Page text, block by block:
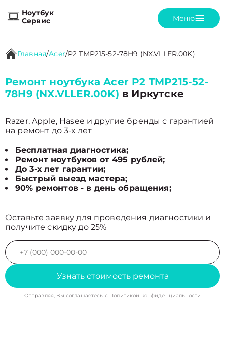
Ноутбук
Сервис
Меню
Главная/Acer/P2 TMP215-52-78H9 (NX.VLLER.00K)
Ремонт ноутбука Acer P2 TMP215-52-
78H9 (NX.VLLER.00K) в Иркутске
Razer, Apple, Hasee и другие бренды с гарантией
на ремонт до 3-х лет
Бесплатная диагностика;
Ремонт ноутбуков от 495 рублей;
До 3-х лет гарантии;
Быстрый выезд мастера;
90% ремонтов - в день обращения;
Оставьте заявку для проведения диагностики и
получите скидку до 25%
Узнать стоимость ремонта
Отправляя, Вы соглашаетесь с Политикой конфиденциальности